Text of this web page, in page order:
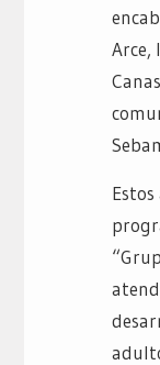
Arce,